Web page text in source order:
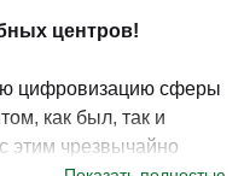
центров!
цифровизацию сферы
как был, так и
этим чрезвычайно